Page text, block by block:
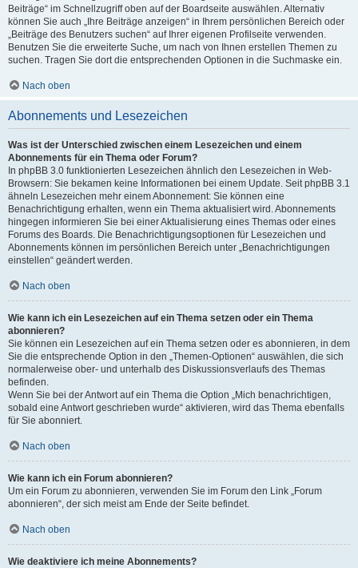
Beiträge“ im Schnellzugriff oben auf der Boardseite auswählen. Alternativ
können Sie auch „Ihre Beiträge anzeigen“ in Ihrem persönlichen Bereich oder
„Beiträge des Benutzers suchen“ auf Ihrer eigenen Profilseite verwenden.
Benutzen Sie die erweiterte Suche, um nach von Ihnen erstellen Themen zu
suchen. Tragen Sie dort die entsprechenden Optionen in die Suchmaske ein.
Nach oben
Abonnements und Lesezeichen
Was ist der Unterschied zwischen einem Lesezeichen und einem
Abonnements für ein Thema oder Forum?
In phpBB 3.0 funktionierten Lesezeichen ähnlich den Lesezeichen in Web-
Browsern: Sie bekamen keine Informationen bei einem Update. Seit phpBB 3.1
ähneln Lesezeichen mehr einem Abonnement: Sie können eine
Benachrichtigung erhalten, wenn ein Thema aktualisiert wird. Abonnements
hingegen informieren Sie bei einer Aktualisierung eines Themas oder eines
Forums des Boards. Die Benachrichtigungsoptionen für Lesezeichen und
Abonnements können im persönlichen Bereich unter „Benachrichtigungen
einstellen“ geändert werden.
Nach oben
Wie kann ich ein Lesezeichen auf ein Thema setzen oder ein Thema
abonnieren?
Sie können ein Lesezeichen auf ein Thema setzen oder es abonnieren, in dem
Sie die entsprechende Option in den „Themen-Optionen“ auswählen, die sich
normalerweise ober- und unterhalb des Diskussionsverlaufs des Themas
befinden.
Wenn Sie bei der Antwort auf ein Thema die Option „Mich benachrichtigen,
sobald eine Antwort geschrieben wurde“ aktivieren, wird das Thema ebenfalls
für Sie abonniert.
Nach oben
Wie kann ich ein Forum abonnieren?
Um ein Forum zu abonnieren, verwenden Sie im Forum den Link „Forum
abonnieren“, der sich meist am Ende der Seite befindet.
Nach oben
Wie deaktiviere ich meine Abonnements?